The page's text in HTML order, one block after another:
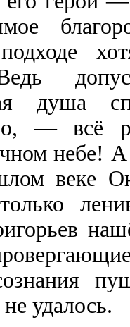
душа
— всё
небе! А
веке
только
удалось.